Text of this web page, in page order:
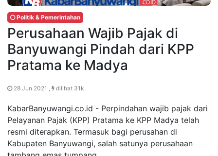
Politik & Pemerintahan
Perusahaan Wajib Pajak di
Banyuwangi Pindah dari KPP
Pratama ke Madya
28 Jun 2021 , dilihat 31k
KabarBanyuwangi.co.id - Perpindahan wajib pajak dari
Pelayanan Pajak (KPP) Pratama ke KPP Madya telah
resmi diterapkan. Termasuk bagi perusahan di
Kabupaten Banyuwangi, salah satunya perusahaan